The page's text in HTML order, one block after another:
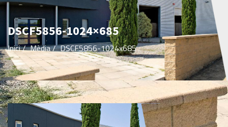
DSCF5856-1024×685
Inici/Mèdia/DSCF5856-1024x685